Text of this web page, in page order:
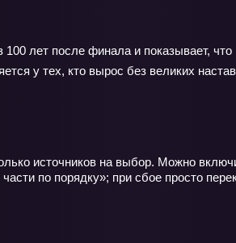
лет после финала и показывает,
у тех, кто вырос без великих
источников на выбор. Можно
по порядку»; при сбое просто